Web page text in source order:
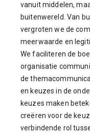
vanuit middelen,
buitenwereld. Van
vergroten we de
meerwaarde en
We faciliteren de
organisatie
de
en keuzes in de
keuzes maken
creëren voor de
verbindende rol